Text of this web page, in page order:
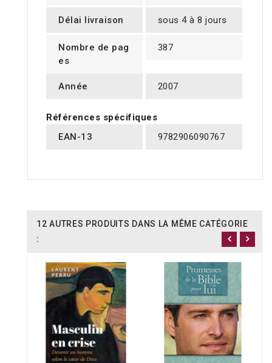
Délai livraison sous 4 à 8 jours
Nombre de pag
es
387
Année 2007
Références spécifiques
EAN-13
9782906090767
12 AUTRES PRODUITS DANS LA MÊME CATÉGORIE
: